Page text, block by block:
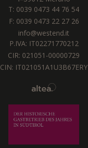
T: 0039 0473 44 76 54
F: 0039 0473 22 27 26
info@westend.it
P.IVA: IT02271770212
CIR: 021051-00000729
CIN: IT021051A1U3B67ERY